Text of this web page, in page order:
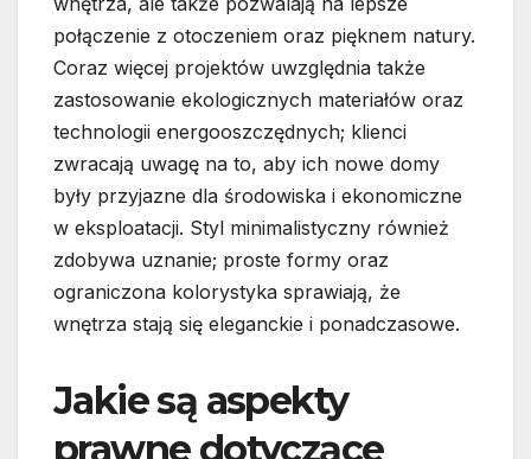
połączenie z otoczeniem oraz pięknem natury.
Coraz więcej projektów uwzględnia także
zastosowanie ekologicznych materiałów oraz
technologii energooszczędnych; klienci
zwracają uwagę na to, aby ich nowe domy
były przyjazne dla środowiska i ekonomiczne
w eksploatacji. Styl minimalistyczny również
zdobywa uznanie; proste formy oraz
ograniczona kolorystyka sprawiają, że
wnętrza stają się eleganckie i ponadczasowe.
Jakie są aspekty
prawne dotyczące